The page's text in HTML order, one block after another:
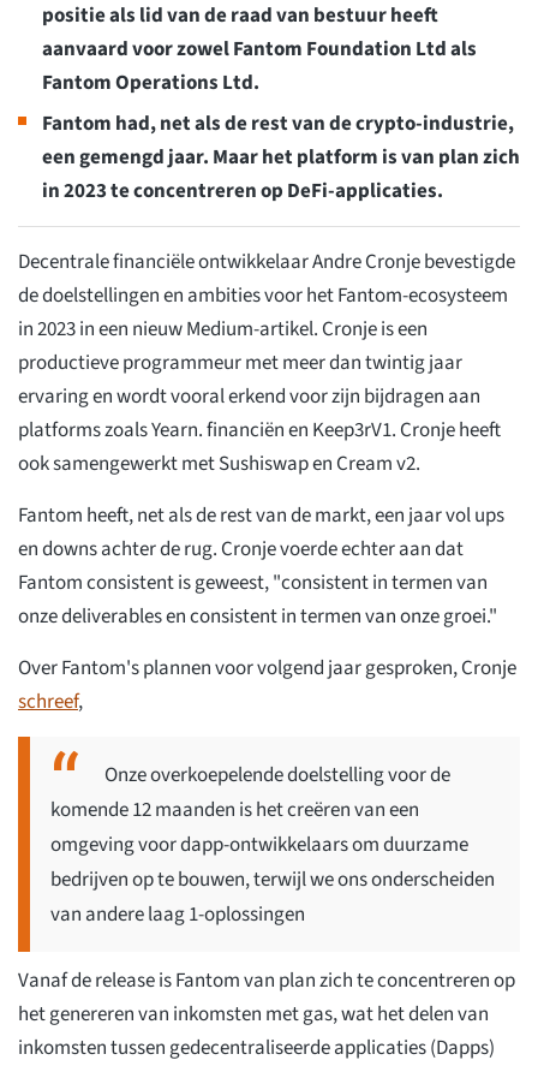
positie als lid van de raad van bestuur heeft
aanvaard voor zowel Fantom Foundation Ltd als
Fantom Operations Ltd.
Fantom had, net als de rest van de crypto-industrie,
een gemengd jaar. Maar het platform is van plan zich
in 2023 te concentreren op DeFi-applicaties.
Decentrale financiële ontwikkelaar Andre Cronje bevestigde
de doelstellingen en ambities voor het Fantom-ecosysteem
in 2023 in een nieuw Medium-artikel. Cronje is een
productieve programmeur met meer dan twintig jaar
ervaring en wordt vooral erkend voor zijn bijdragen aan
platforms zoals Yearn. financiën en Keep3rV1. Cronje heeft
ook samengewerkt met Sushiswap en Cream v2.
Fantom heeft, net als de rest van de markt, een jaar vol ups
en downs achter de rug. Cronje voerde echter aan dat
Fantom consistent is geweest, "consistent in termen van
onze deliverables en consistent in termen van onze groei."
Over Fantom's plannen voor volgend jaar gesproken, Cronje
schreef,
Onze overkoepelende doelstelling voor de
komende 12 maanden is het creëren van een
omgeving voor dapp-ontwikkelaars om duurzame
bedrijven op te bouwen, terwijl we ons onderscheiden
van andere laag 1-oplossingen
Vanaf de release is Fantom van plan zich te concentreren op
het genereren van inkomsten met gas, wat het delen van
inkomsten tussen gedecentraliseerde applicaties (Dapps)